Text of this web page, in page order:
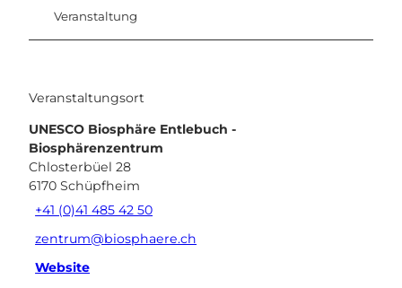
Veranstaltung
Veranstaltungsort
UNESCO Biosphäre Entlebuch -
Biosphärenzentrum
Chlosterbüel 28
6170 Schüpfheim
+41 (0)41 485 42 50
zentrum@biosphaere.ch
Website